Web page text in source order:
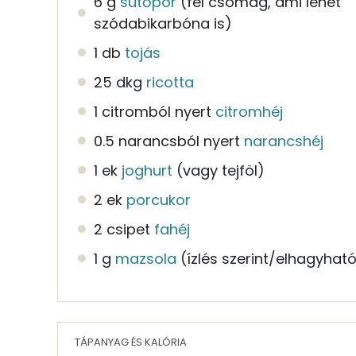
szódabikarbóna is)
1 db tojás
25 dkg ricotta
1 citromból nyert citromhéj
0.5 narancsból nyert narancshéj
1 ek joghurt (vagy tejföl)
2 ek porcukor
2 csipet fahéj
1 g mazsola (ízlés szerint/
TÁPANYAG ÉS KALÓRIA